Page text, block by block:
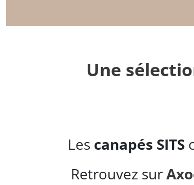
Une
Les canapés SITS
Retrouvez sur